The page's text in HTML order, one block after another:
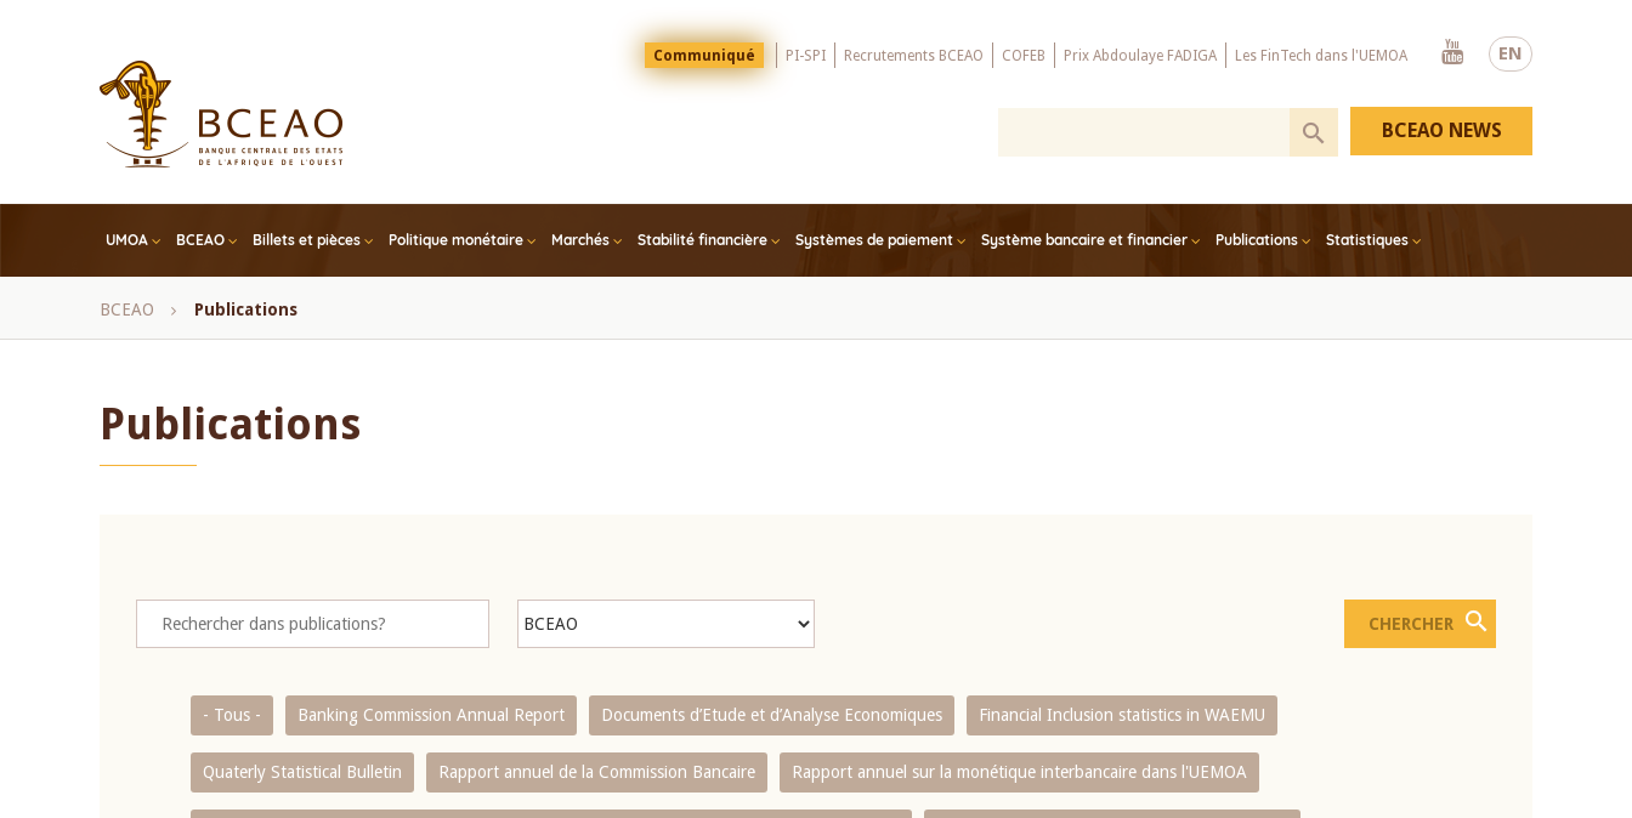
EN
Menu
Top
Communiqué PI-SPI Recrutements BCEAO COFEB Prix Abdoulaye FADIGA Les FinTech dans l'UEMOA
Youtube
UMOA BCEAO Billets et pièces Politique monétaire Marchés Stabilité financière Systèmes de paiement Système bancaire et financier Publications Statistiques
BCEAO NEWS
Fil
BCEAO Publications
Publications
- Tous - Banking Commission Annual Report Documents d’Etude et d’Analyse Economiques Financial Inclusion statistics in WAEMU
Quaterly Statistical Bulletin Rapport annuel de la Commission Bancaire Rapport annuel sur la monétique interbancaire dans l'UEMOA